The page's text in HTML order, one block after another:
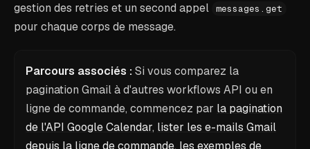
gestion des retries et un second appel messages.get
pour chaque corps de message.
Parcours associés :Si vous comparez la
pagination Gmail à d'autres workflows API ou en
ligne de commande, commencez par la pagination
de l'API Google Calendar, lister les e-mails Gmail
depuis la ligne de commande, les exemples de